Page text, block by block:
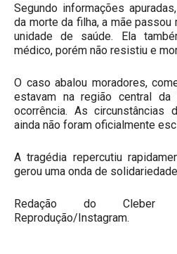
Segundo informações
da morte da filha, a mãe passou
unidade de saúde. Ela
médico, porém não resistiu e
O caso abalou moradores,
estavam na região central
ocorrência. As
ainda não foram oficialmente
A tragédia repercutiu
gerou uma onda de
Redação do Cleber
Reprodução/Instagram.